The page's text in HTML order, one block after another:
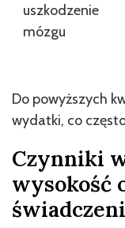
uszkodzenie
mózgu
Do powyższych
wydatki, co
Czynniki
wysokość